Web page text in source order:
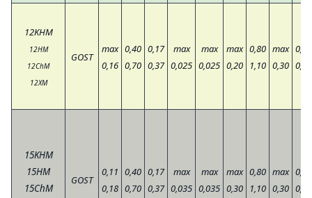
12KHM
12HM
12ChM
12XM
GOST
max
0,16
0,40
0,70
0,17
0,37
max
0,025
max
0,025
max
0,20
0,80
1,10
max
0,30
0,40
0,55
15KHM
15HM
15ChM
GOST
0,11
0,18
0,40
0,70
0,17
0,37
max
0,035
max
0,035
max
0,30
0,80
1,10
max
0,30
0,40
0,55